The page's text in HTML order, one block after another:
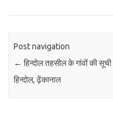
Post navigation
← हिन्दोल तहसील के गांवों की सूची
हिन्दोल, ढ़ेंकानाल